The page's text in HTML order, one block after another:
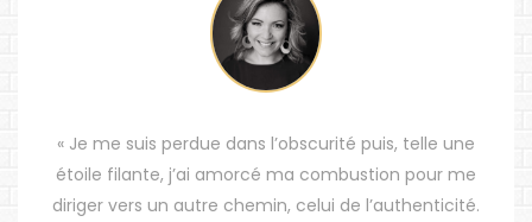
« Je me suis perdue dans l’obscurité puis, telle une
étoile filante, j’ai amorcé ma combustion pour me
diriger vers un autre chemin, celui de l’authenticité.